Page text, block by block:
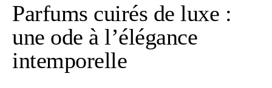
Parfums cuirés de luxe :
une ode à l’élégance
intemporelle